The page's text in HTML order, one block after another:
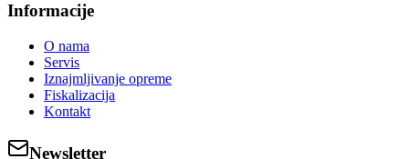
Informacije
O nama
Servis
Iznajmljivanje opreme
Fiskalizacija
Kontakt
Newsletter